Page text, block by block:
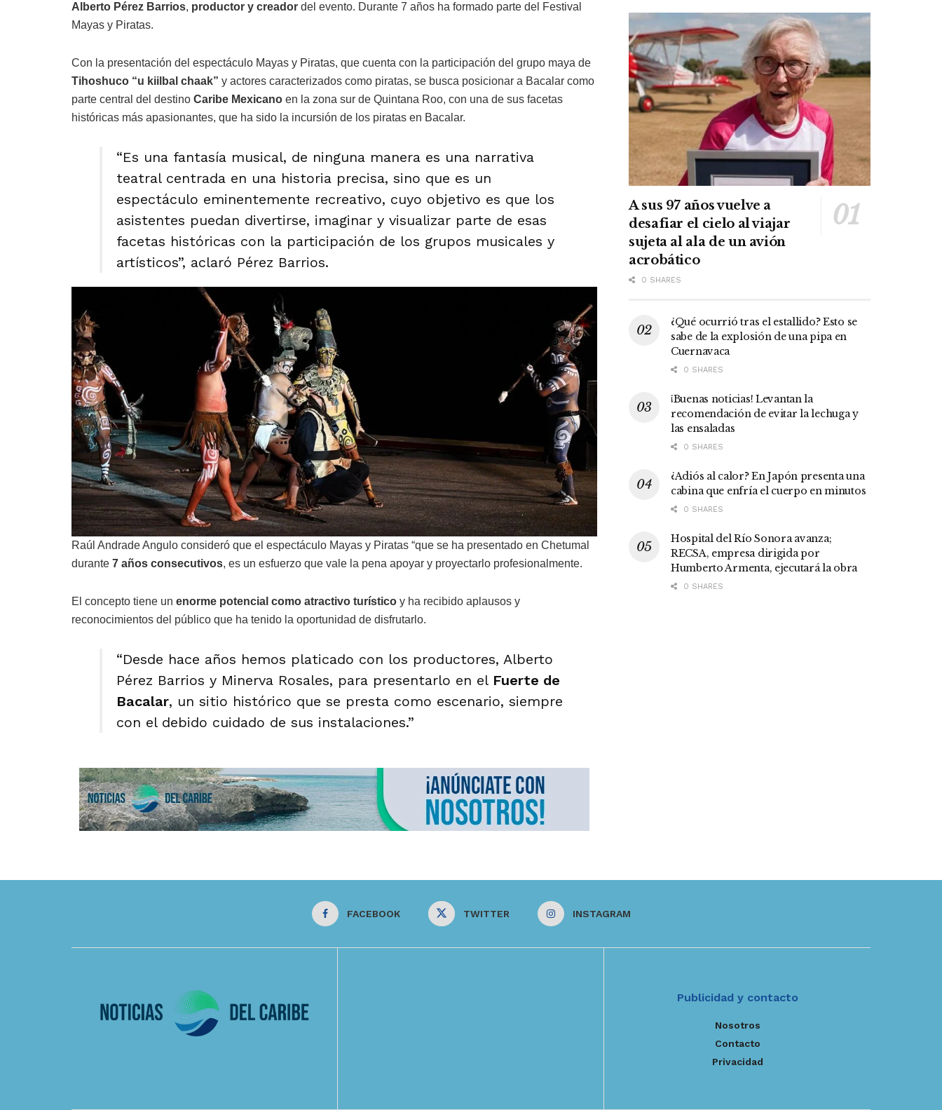
Alberto Pérez Barrios, productor y creador del evento. Durante 7 años ha formado parte del Festival
Mayas y Piratas.
Con la presentación del espectáculo Mayas y Piratas, que cuenta con la participación del grupo maya de
Tihoshuco “u kiilbal chaak” y actores caracterizados como piratas, se busca posicionar a Bacalar como
parte central del destino Caribe Mexicano en la zona sur de Quintana Roo, con una de sus facetas
históricas más apasionantes, que ha sido la incursión de los piratas en Bacalar.
“Es una fantasía musical, de ninguna manera es una narrativa
teatral centrada en una historia precisa, sino que es un
espectáculo eminentemente recreativo, cuyo objetivo es que los
asistentes puedan divertirse, imaginar y visualizar parte de esas
facetas históricas con la participación de los grupos musicales y
artísticos”, aclaró Pérez Barrios.
Raúl Andrade Angulo consideró que el espectáculo Mayas y Piratas “que se ha presentado en Chetumal
durante 7 años consecutivos, es un esfuerzo que vale la pena apoyar y proyectarlo profesionalmente.
El concepto tiene un enorme potencial como atractivo turístico y ha recibido aplausos y
reconocimientos del público que ha tenido la oportunidad de disfrutarlo.
“Desde hace años hemos platicado con los productores, Alberto
Pérez Barrios y Minerva Rosales, para presentarlo en el Fuerte de
Bacalar, un sitio histórico que se presta como escenario, siempre
con el debido cuidado de sus instalaciones.”
A sus 97 años vuelve a
desafiar el cielo al viajar
sujeta al ala de un avión
acrobático
0 SHARES
¿Qué ocurrió tras el estallido? Esto se
sabe de la explosión de una pipa en
Cuernavaca
0 SHARES
¡Buenas noticias! Levantan la
recomendación de evitar la lechuga y
las ensaladas
0 SHARES
¿Adiós al calor? En Japón presenta una
cabina que enfría el cuerpo en minutos
0 SHARES
Hospital del Río Sonora avanza;
RECSA, empresa dirigida por
Humberto Armenta, ejecutará la obra
0 SHARES
FACEBOOK TWITTER INSTAGRAM
Publicidad y contacto
Nosotros
Contacto
Privacidad